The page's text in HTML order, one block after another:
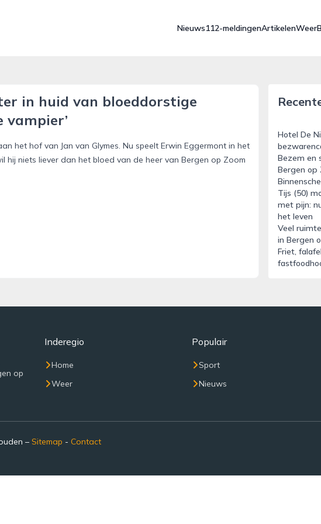
Nieuws112-meldingenArtikelenWeer
in huid van bloeddorstige
vampier’
het hof van Jan van Glymes. Nu speelt Erwin Eggermont in het
hij niets liever dan het bloed van de heer van Bergen op Zoom
Hotel De
Bezem en
Bergen op
Tijs (50)
met pijn:
het leven
Veel
in Bergen
Friet,
op
Inderegio
Home
Weer
Populair
Sport
Nieuws
– Sitemap - Contact